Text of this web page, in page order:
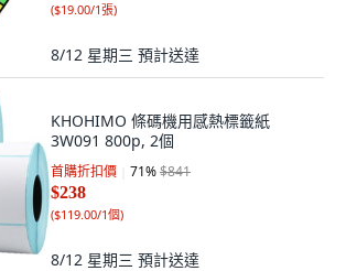
($19.00/1張)
8/12 星期三 預計送達
KHOHIMO 條碼機用感熱標籤紙
3W091 800p, 2個
首購折扣價 71%$841
$238
($119.00/1個)
8/12 星期三 預計送達